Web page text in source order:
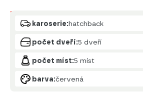
Karoserie
karoserie:hatchback
počet dveří:5 dveří
počet míst:5 míst
barva:červená